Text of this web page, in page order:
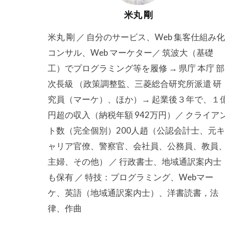
米丸 剛
米丸 剛 ／ 自分のサービス、Web 集客仕組み化
コンサル、Web マーケター／ 筑波大（基礎
工）でプログラミング等を履修 → 県庁 本庁 部
次長級 （政策調整監、三菱総合研究所派遣 研
究員（マーケ）、ほか）→ 起業後３年で、１
円超の収入（納税年額 942万円）／ クライア
ト数（完全個別）200人趙（公認会計士、元キ
ャリア官僚、警察官、会社員、公務員、教員、
主婦、その他） ／ 行政書士、地域通訳案内士
も保有 ／ 特技：プログラミング、Webマー
ケ、英語（地域通訳案内士）、洋書読書，法
律、作曲